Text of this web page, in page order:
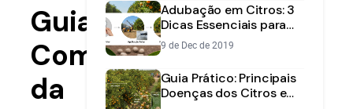
Guia
Completo
da
Adubação em Citros: 3
Dicas Essenciais para
Máxima Produtividade
9 de Dec de 2019
Guia Prático: Principais
Doenças dos Citros e